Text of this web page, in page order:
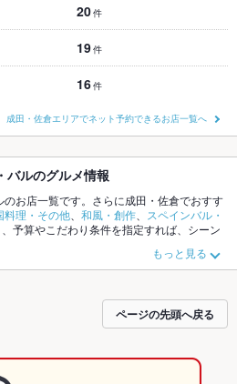
20件
19件
16件
成田・佐倉エリアでネット予約できるお店一覧へ
バルのグルメ情報
お店一覧です。さらに成田・佐倉でおすす
料理・その他 和風・創作
スペインバル・
予算やこだわり条件を指定すれば、シーン
フライドポテト、生ハ
の最新情報をご紹介しているので安心！24
やパーティーにもお得に便利にホットペッ
もっと見る
ページの先頭へ戻る